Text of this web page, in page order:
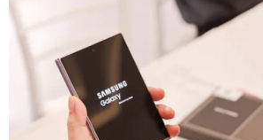
Hợp tác ASEAN để cùng